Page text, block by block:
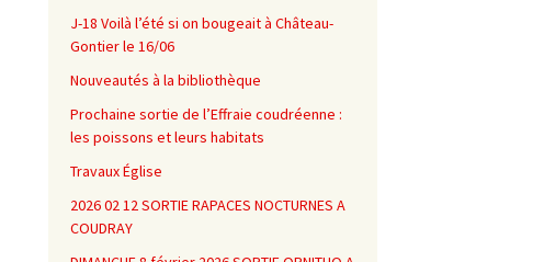
J-18 Voilà l’été si on bougeait à Château-
Gontier le 16/06
Nouveautés à la bibliothèque
Prochaine sortie de l’Effraie coudréenne :
les poissons et leurs habitats
Travaux Église
2026 02 12 SORTIE RAPACES NOCTURNES A
COUDRAY